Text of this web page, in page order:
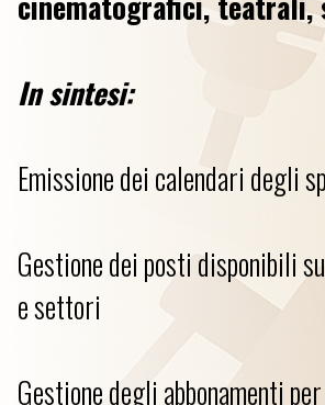
In sintesi:
Emissione dei calendari degli
Gestione dei posti disponibili
e settori
Gestione degli abbonamenti